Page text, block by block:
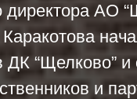
директора АО
“Щелково” и
и